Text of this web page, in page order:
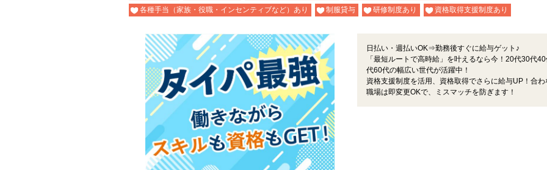
各種手当（家族・役職・インセンティブなど）あり
制服貸与 研修制度あり 資格取得支援制度あり
日払い・週払いOK⇒勤務後すぐに給与ゲット♪
「最短ルートで高時給」を叶えるなら今！20代30代
代60代の幅広い世代が活躍中！
資格支援制度を活用、資格取得でさらに給与UP！合わ
職場は即変更OKで、ミスマッチを防ぎます！